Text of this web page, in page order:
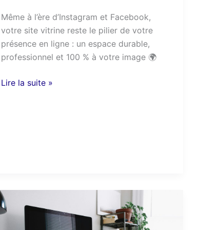
Même à l’ère d’Instagram et Facebook,
votre site vitrine reste le pilier de votre
présence en ligne : un espace durable,
professionnel et 100 % à votre image 🌍
Lire la suite »
Référencement
naturel